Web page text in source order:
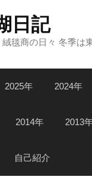
日記
毯商の日々 冬季は
2025年 2024年
2014年 2013
自己紹介